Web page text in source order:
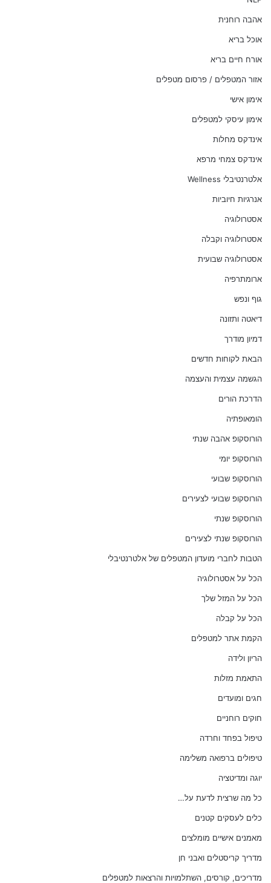
אהבה רוחנית
אוכל בריא
אורח חיים בריא
אזור המטפלים / פרסום מטפלים
אימון אישי
אימון עיסקי למטפלים
אינדקס מחלות
אינדקס צמחי מרפא
אלטרנטיבלי Wellness
אנרגיות חיוביות
אסטרולוגיה
אסטרולוגיה וקבלה
אסטרולוגיה שבועית
ארומתרפיה
גוף ונפש
דיאטה ותזונה
דמיון מודרך
הבאת לקוחות חדשים
הגשמה עצמית והעצמה
הדרכת הורים
הומאופתיה
הורוסקופ אהבה שנתי
הורוסקופ יומי
הורוסקופ שבועי
הורוסקופ שבועי לצעירים
הורוסקופ שנתי
הורוסקופ שנתי לצעירים
הטבות לחברי מועדון המטפלים של אלטרנטיבלי
הכל על אסטרולוגיה
הכל על המזל שלך
הכל על קבלה
הקמת אתר למטפלים
הריון ולידה
התאמת מזלות
חגים ומועדים
חוקים רוחניים
טיפול בפחד וחרדה
טיפולים ברפואה משלימה
יוגה ומדיטציה
כל מה שרצית לדעת על…
כלים לעסקים קטנים
מאמנים אישיים מומלצים
מדריך קריסטלים ואבני חן
מדריכים, קורסים, השתלמויות והרצאות למטפלים